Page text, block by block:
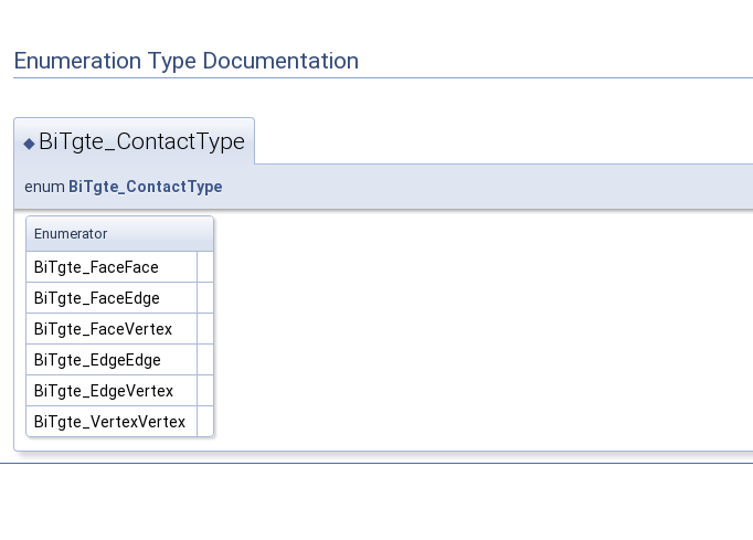
Enumeration Type Documentation
◆ BiTgte_ContactType
enum BiTgte_ContactType
Enumerator
BiTgte_FaceFace
BiTgte_FaceEdge
BiTgte_FaceVertex
BiTgte_EdgeEdge
BiTgte_EdgeVertex
BiTgte_VertexVertex